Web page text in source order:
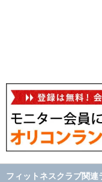
フィットネスクラブ関連